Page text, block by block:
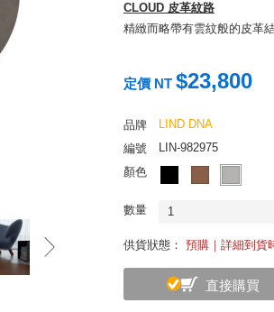
CLOUD 皮革紋路
精緻而略帶有雲紋般的皮革
遇，此種獨特皮革為其設計
得益於其中具有 20% 的橡膠
堅持丹麥本地生產、使用永
今品牌產品已出口至 40 多
同步推薦：
定價 NT $23,800
品牌
LIND DNA
編號
LIN-982975
顏色
數量 1
供貨狀態： 預購｜詳細到貨
直接購買